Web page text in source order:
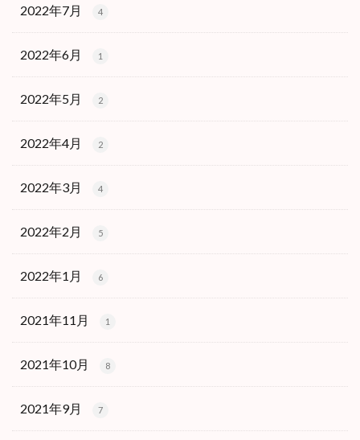
2022年7月 4
2022年6月 1
2022年5月 2
2022年4月 2
2022年3月 4
2022年2月 5
2022年1月 6
2021年11月 1
2021年10月 8
2021年9月 7